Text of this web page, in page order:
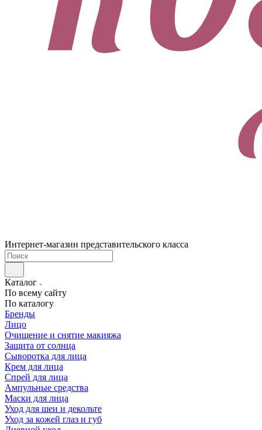
Интернет-магазин представительского класса
Каталог
По всему сайту
По каталогу
Бренды
Лицо
Очищение и снятие макияжа
Защита от солнца
Сыворотка для лица
Крем для лица
Спрей для лица
Ампульные средства
Маски для лица
Уход для шеи и декольте
Уход за кожей глаз и губ